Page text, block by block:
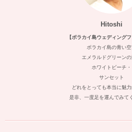
Hitoshi
【ボラカイ島ウェディングフ
ボラカイ島の青い空
エメラルドグリーンの
ホワイトビーチ・
サンセット
どれをとっても本当に魅力
是非、一度足を運んでみて